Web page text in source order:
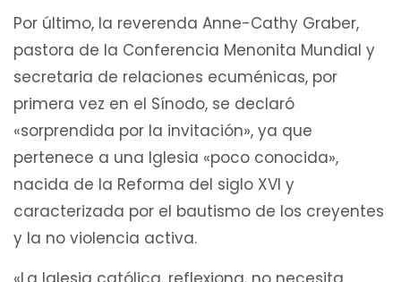
Por último, la reverenda Anne-Cathy Graber,
pastora de la Conferencia Menonita Mundial y
secretaria de relaciones ecuménicas, por
primera vez en el Sínodo, se declaró
«sorprendida por la invitación», ya que
pertenece a una Iglesia «poco conocida»,
nacida de la Reforma del siglo XVI y
caracterizada por el bautismo de los creyentes
y la no violencia activa.